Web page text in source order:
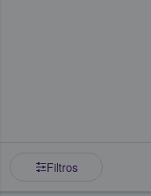
Filtros